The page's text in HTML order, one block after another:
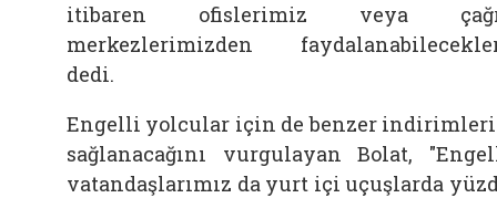
itibaren ofislerimiz veya
merkezlerimizden
dedi.
Engelli yolcular için de benzer
sağlanacağını vurgulayan Bolat,
vatandaşlarımız da yurt içi uçuşlarda